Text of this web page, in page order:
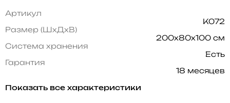
Артикул
K072
Размер (ШхДхВ)
200x80x100 см
Система хранения
Есть
Гарантия
18 месяцев
Показать все характеристики